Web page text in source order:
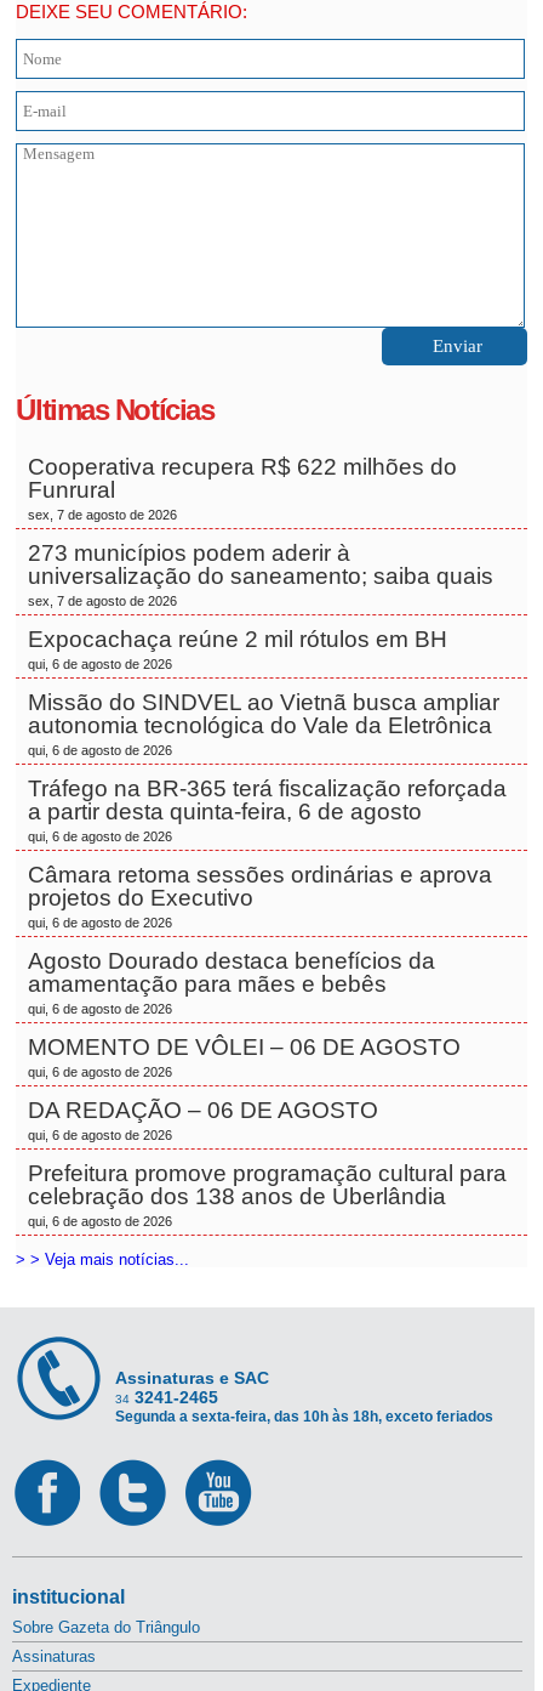
DEIXE SEU COMENTÁRIO:
Últimas Notícias
Cooperativa recupera R$ 622 milhões do
Funrural
sex, 7 de agosto de 2026
273 municípios podem aderir à
universalização do saneamento; saiba quais
sex, 7 de agosto de 2026
Expocachaça reúne 2 mil rótulos em BH
qui, 6 de agosto de 2026
Missão do SINDVEL ao Vietnã busca ampliar
autonomia tecnológica do Vale da Eletrônica
qui, 6 de agosto de 2026
Tráfego na BR-365 terá fiscalização reforçada
a partir desta quinta-feira, 6 de agosto
qui, 6 de agosto de 2026
Câmara retoma sessões ordinárias e aprova
projetos do Executivo
qui, 6 de agosto de 2026
Agosto Dourado destaca benefícios da
amamentação para mães e bebês
qui, 6 de agosto de 2026
MOMENTO DE VÔLEI – 06 DE AGOSTO
qui, 6 de agosto de 2026
DA REDAÇÃO – 06 DE AGOSTO
qui, 6 de agosto de 2026
Prefeitura promove programação cultural para
celebração dos 138 anos de Uberlândia
qui, 6 de agosto de 2026
> > Veja mais notícias...
Assinaturas e SAC
34 3241-2465
Segunda a sexta-feira, das 10h às 18h, exceto feriados
institucional
Sobre Gazeta do Triângulo
Assinaturas
Expediente